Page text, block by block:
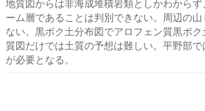
地質図からは非海成堆積岩類としかわから
ーム層であることは判別できない。周辺の
ない。黒ボク土分布図でアロフェン質黒ボ
質図だけでは土質の予想は難しい。平野部
が必要となる。